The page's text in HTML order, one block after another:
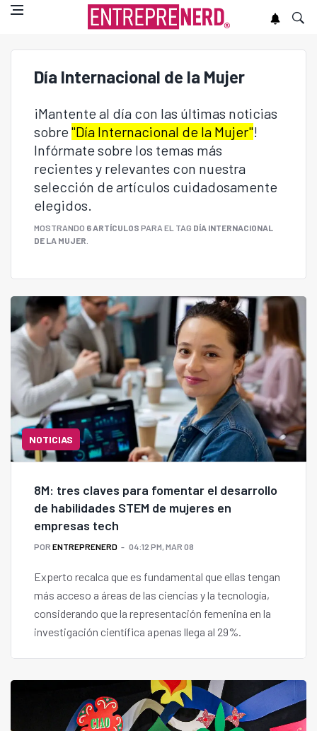
Día Internacional de la Mujer
¡Mantente al día con las últimas noticias
sobre "Día Internacional de la Mujer"!
Infórmate sobre los temas más
recientes y relevantes con nuestra
selección de artículos cuidadosamente
elegidos.
MOSTRANDO 6 ARTÍCULOS PARA EL TAG DÍA INTERNACIONAL
DE LA MUJER
NOTICIAS
8M: tres claves para fomentar el desarrollo
de habilidades STEM de mujeres en
empresas tech
POR ENTREPRENERD 04:12 PM, MAR 08
Experto recalca que es fundamental que ellas tengan
más acceso a áreas de las ciencias y la tecnología,
considerando que la representación femenina en la
investigación científica apenas llega al 29%.